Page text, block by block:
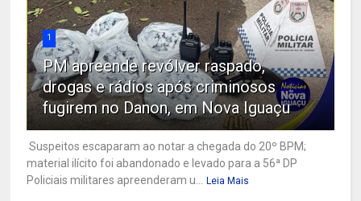
1
PM apreende revólver raspado,
drogas e rádios após criminosos
fugirem no Danon, em Nova Iguaçu
Suspeitos escaparam ao notar a chegada do 20º BPM;
material ilícito foi abandonado e levado para a 56ª DP
Policiais militares apreenderam u... Leia Mais